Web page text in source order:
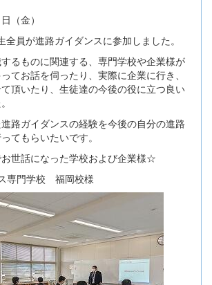
（金）
全員が進路ガイダンスに参加しました。
るものに関連する、専門学校や企業様が
てお話を伺ったり、実際に企業に行き、
頂いたり、生徒達の今後の役に立つ良い
路ガイダンスの経験を今後の自分の進路
てもらいたいです。
世話になった学校および企業様☆
専門学校 福岡校様